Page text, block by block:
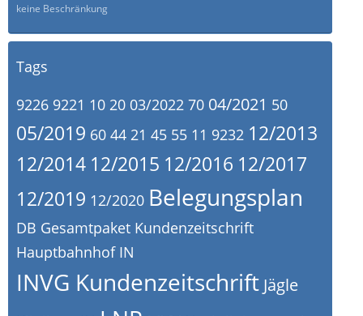
keine Beschränkung
Tags
9226 9221 10 20 03/2022 70 04/2021 50
05/2019 60 44 21 45 55 11 9232 12/2013
12/2014 12/2015 12/2016 12/2017
12/2019 12/2020 Belegungsplan
DB Gesamtpaket Kundenzeitschrift
Hauptbahnhof IN
INVG Kundenzeitschrift Jägle